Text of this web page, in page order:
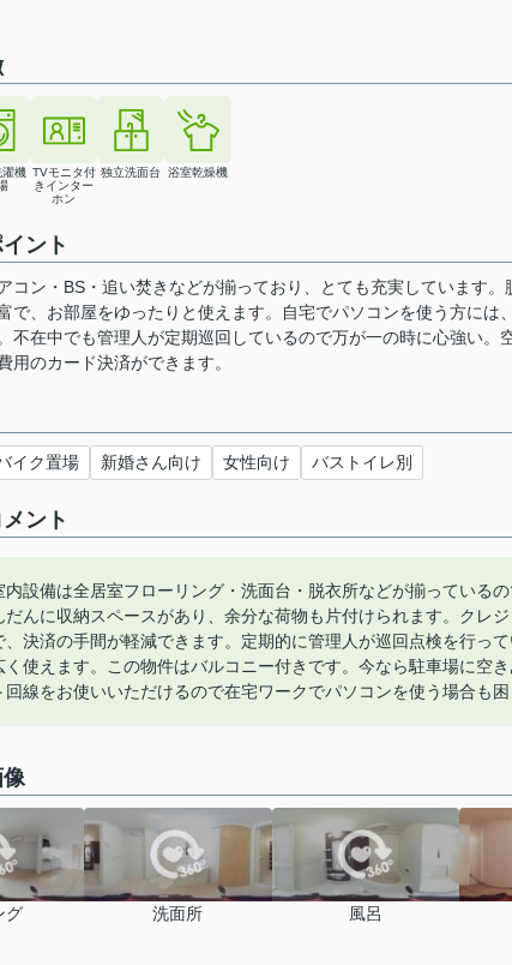
濯機 TVモニタ付
きインター
ホン
独立洗面台 浴室乾燥機
ント
コン・BS・追い焚きなどが揃っており、とても充実しています
で、お部屋をゆったりと使えます。自宅でパソコンを使う方には
不在中でも管理人が定期巡回しているので万が一の時に心強い
用のカード決済ができます。
イク置場 新婚さん向け 女性向け バストイレ別
ント
内設備は全居室フローリング・洗面台・脱衣所などが揃っている
だんに収納スペースがあり、余分な荷物も片付けられます。クレ
、決済の手間が軽減できます。定期的に管理人が巡回点検を行っ
く使えます。この物件はバルコニー付きです。今なら駐車場に空
回線をお使いいただけるので在宅ワークでパソコンを使う場合も困
グ 洗面所 風呂